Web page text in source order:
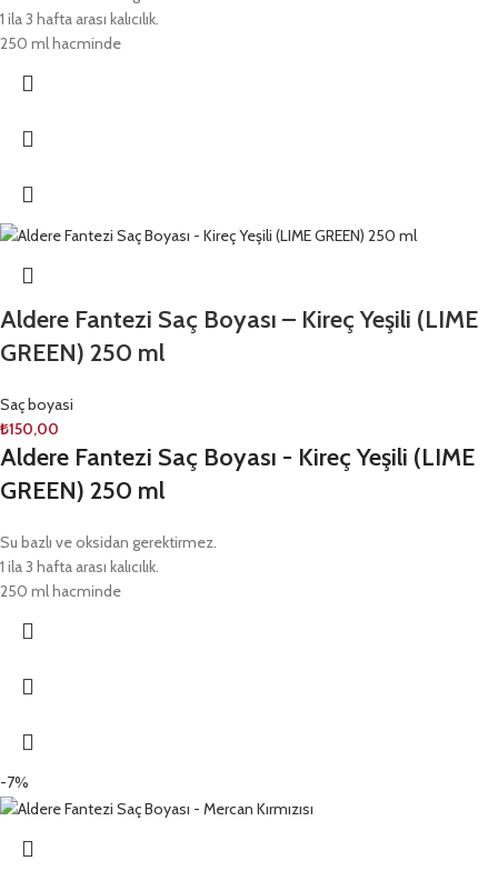
1 ila 3 hafta arası kalıcılık.
250 ml hacminde
Aldere Fantezi Saç Boyası – Kireç Yeşili (LIME
GREEN) 250 ml
Saç boyasi
₺150,00
Aldere Fantezi Saç Boyası - Kireç Yeşili (LIME
GREEN) 250 ml
Su bazlı ve oksidan gerektirmez.
1 ila 3 hafta arası kalıcılık.
250 ml hacminde
-7%